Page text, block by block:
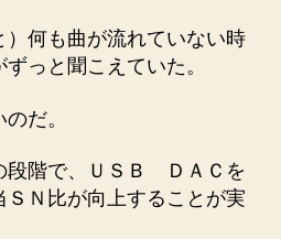
何も曲が流れていない時
っと聞こえていた。
だ。
段階で、ＵＳＢ ＤＡＣを
Ｎ比が向上することが実